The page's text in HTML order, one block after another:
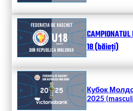
CAMPIONATUL
18 (băieți)
Кубок
2025